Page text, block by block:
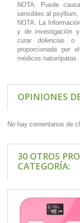
NOTA: Puede
sensibles al psyllium,
NOTA: La
y de investigación
curar dolencias o
proporcionada por
médicos naturópatas.
OPINIONES
No hay comentarios de
30 OTROS
CATEGORÍA: